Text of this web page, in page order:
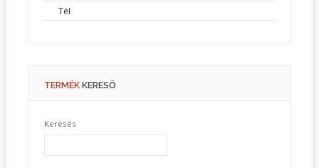
Kerti traktorok
Erdészeti tisztítófűrészek
Kéziszerszámok
Honda motoros gépek
Csónakmotorok
Tél
TERMÉK KERESŐ
Keresés